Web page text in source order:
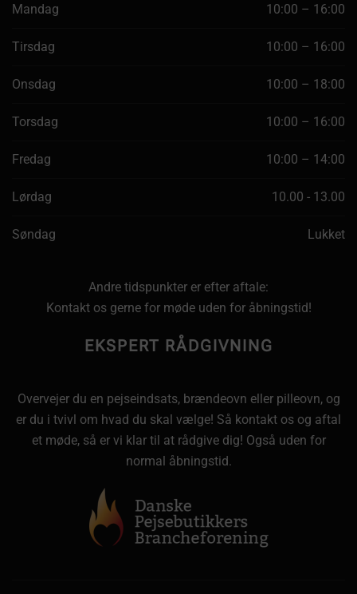
Mandag 10:00 – 16:00
Tirsdag 10:00 – 16:00
Onsdag 10:00 – 18:00
Torsdag 10:00 – 16:00
Fredag 10:00 – 14:00
Lørdag 10.00 - 13.00
Søndag Lukket
Andre tidspunkter er efter aftale:
Kontakt os gerne for møde uden for åbningstid!
EKSPERT RÅDGIVNING
Overvejer du en pejseindsats, brændeovn eller pilleovn, og
er du i tvivl om hvad du skal vælge! Så kontakt os og aftal
et møde, så er vi klar til at rådgive dig! Også uden for
normal åbningstid.